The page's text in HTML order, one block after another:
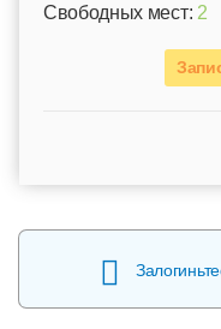
Свободных мест: 2